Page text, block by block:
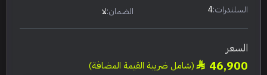
السلندرات:4 الضمان:لا
السعر
46,900 (شامل ضريبة القيمة المضافة)